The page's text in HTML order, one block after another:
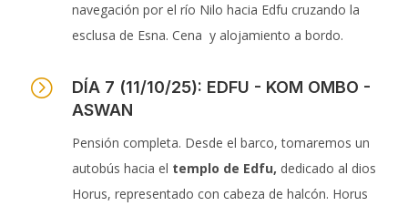
navegación por el río Nilo hacia Edfu cruzando la
esclusa de Esna. Cena y alojamiento a bordo.
=
DÍA 7 (11/10/25): EDFU - KOM OMBO -
ASWAN
Pensión completa. Desde el barco, tomaremos un
autobús hacia el templo de Edfu, dedicado al dios
Horus, representado con cabeza de halcón. Horus